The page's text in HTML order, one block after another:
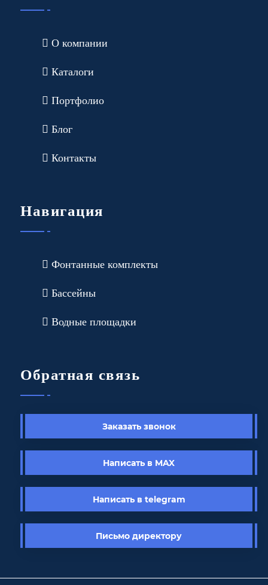
О компании
Каталоги
Портфолио
Блог
Контакты
Навигация
Фонтанные комплекты
Бассейны
Водные площадки
Обратная связь
Заказать звонок
Написать в MAX
Написать в telegram
Письмо директору